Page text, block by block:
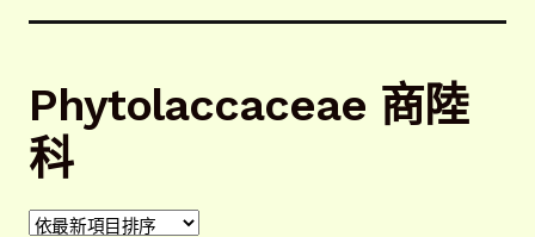
下載詢價單
植物圖鑑/標示牌/附件型錄
解說牌規格
Phytolaccaceae 商陸
科